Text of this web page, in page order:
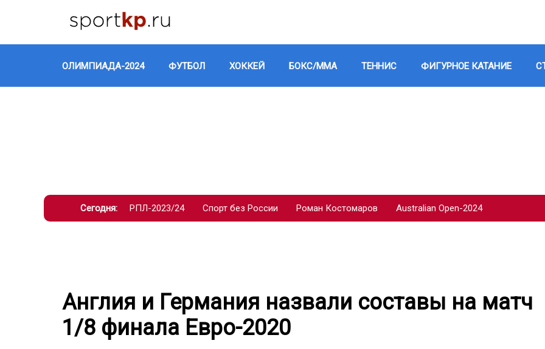
ОЛИМПИАДА-2024 ФУТБОЛ ХОККЕЙ БОКС/ММА ТЕННИС ФИГУРНОЕ КАТАНИЕ
Сегодня: РПЛ-2023/24 Спорт без России Роман Костомаров Australian Open-2024
Англия и Германия назвали составы на матч
1/8 финала Евро-2020